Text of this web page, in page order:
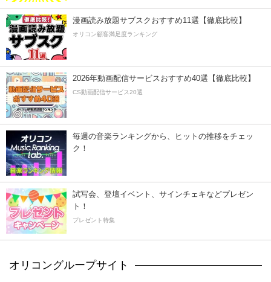
漫画読み放題サブスクおすすめ11選【徹底比較】
オリコン顧客満足度ランキング
2026年動画配信サービスおすすめ40選【徹底比較】
CS動画配信サービス20選
毎週の音楽ランキングから、ヒットの推移をチェッ
ク！
試写会、登壇イベント、サインチェキなどプレゼン
ト！
プレゼント特集
オリコングループサイト